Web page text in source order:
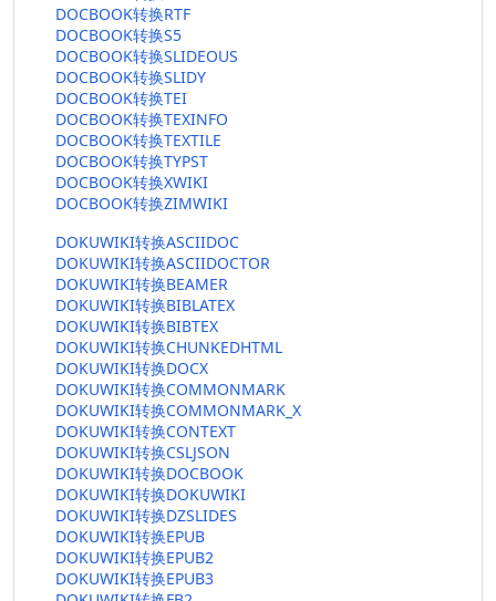
DOCBOOK转换RTF
DOCBOOK转换S5
DOCBOOK转换SLIDEOUS
DOCBOOK转换SLIDY
DOCBOOK转换TEI
DOCBOOK转换TEXINFO
DOCBOOK转换TEXTILE
DOCBOOK转换TYPST
DOCBOOK转换XWIKI
DOCBOOK转换ZIMWIKI
DOKUWIKI转换ASCIIDOC
DOKUWIKI转换ASCIIDOCTOR
DOKUWIKI转换BEAMER
DOKUWIKI转换BIBLATEX
DOKUWIKI转换BIBTEX
DOKUWIKI转换CHUNKEDHTML
DOKUWIKI转换DOCX
DOKUWIKI转换COMMONMARK
DOKUWIKI转换COMMONMARK_X
DOKUWIKI转换CONTEXT
DOKUWIKI转换CSLJSON
DOKUWIKI转换DOCBOOK
DOKUWIKI转换DOKUWIKI
DOKUWIKI转换DZSLIDES
DOKUWIKI转换EPUB
DOKUWIKI转换EPUB2
DOKUWIKI转换EPUB3